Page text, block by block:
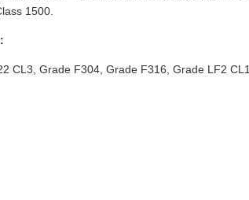
1500.
CL3, Grade F304, Grade F316, Grade LF2 CL1